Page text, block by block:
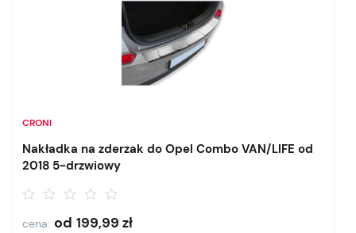
CRONI
Nakładka na zderzak do Opel Combo VAN/LIFE od
2018 5-drzwiowy
cena: od 199,99 zł